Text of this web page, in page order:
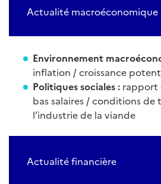
Actualité macroéconomique
Environnement
inflation / croissance
Politiques sociales : rapport
bas salaires / conditions de
l’industrie de la viande
Actualité financière